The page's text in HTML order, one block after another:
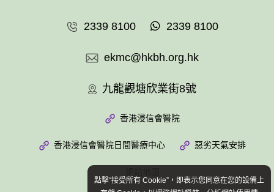
2339 8100 2339 8100
ekmc@hkbh.org.hk
九龍觀塘欣業街8號
香港浸信會醫院
香港浸信會醫院日間醫療中心 惡劣天氣安排
點擊“接受所有 Cookie”，即表示您同意在您的設備上